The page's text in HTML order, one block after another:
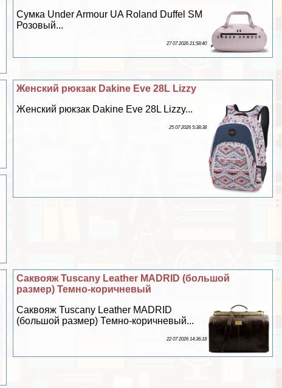
Сумка Under Armour UA Roland Duffel SM
Розовый...
27 07 2026 21:58:40
Женский рюкзак Dakine Eve 28L Lizzy
Женский рюкзак Dakine Eve 28L Lizzy...
25 07 2026 5:38:38
Саквояж Tuscany Leather MADRID (большой
размер) Темно-коричневый
Саквояж Tuscany Leather MADRID
(большой размер) Темно-коричневый...
22 07 2026 14:36:18